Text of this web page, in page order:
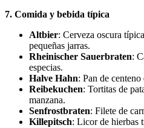
7. Comida y bebida típica
Altbier: Cerveza oscura
pequeñas jarras.
Rheinischer Sauerbraten:
especias.
Halve Hahn: Pan de
Reibekuchen: Tortitas de
manzana.
Senfrostbraten: Filete de
Killepitsch: Licor de hierbas